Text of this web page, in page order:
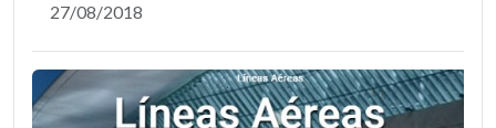
27/08/2018